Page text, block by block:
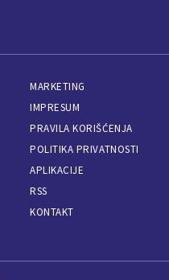
MARKETING
IMPRESUM
PRAVILA KORIŠĆENJA
POLITIKA PRIVATNOSTI
APLIKACIJE
RSS
KONTAKT